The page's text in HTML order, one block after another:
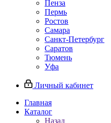
Пенза
Пермь
Ростов
Самара
Санкт-Петербург
Саратов
Тюмень
Уфа
Личный кабинет
Главная
Каталог
Назад